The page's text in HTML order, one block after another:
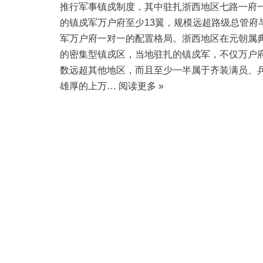
推行军事镇戍制度，其中驻扎浙西地区七路一府
的镇戍军万户府至少13翼，规模远超路级总管府
军万户府一对一的配置格局。浙西地区在元朝属
的密集型镇戍区，当地驻扎的镇戍军，不仅万户
数远超其他地区，而且至少一半属于齐装满员、
雄厚的上万… 阅读更多 »